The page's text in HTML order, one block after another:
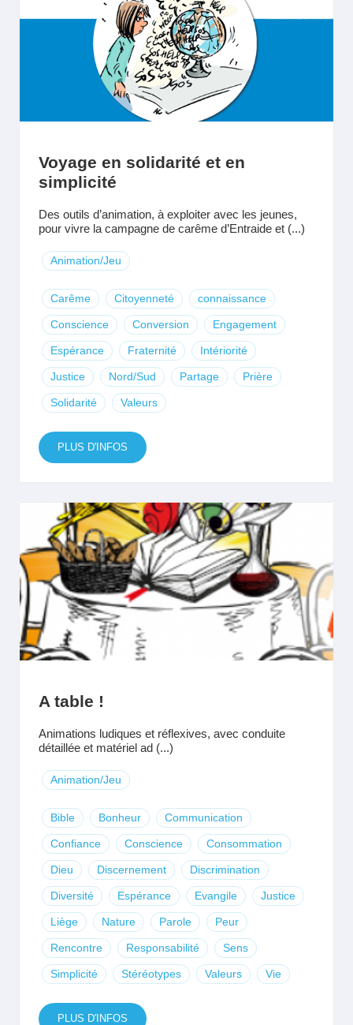
Voyage en solidarité et en
simplicité
Des outils d’animation, à exploiter avec les jeunes,
pour vivre la campagne de carême d’Entraide et (...)
Animation/Jeu
Carême Citoyenneté connaissance
Conscience Conversion Engagement
Espérance Fraternité Intériorité
Justice Nord/Sud Partage Prière
Solidarité Valeurs
PLUS D'INFOS
A table !
Animations ludiques et réflexives, avec conduite
détaillée et matériel ad (...)
Animation/Jeu
Bible Bonheur Communication
Confiance Conscience Consommation
Dieu Discernement Discrimination
Diversité Espérance Evangile Justice
Liège Nature Parole Peur
Rencontre Responsabilité Sens
Simplicité Stéréotypes Valeurs Vie
PLUS D'INFOS